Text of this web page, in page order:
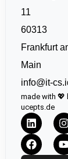
11
60313
Frankfurt
Main
info@it-
made with 💖
ucepts.de